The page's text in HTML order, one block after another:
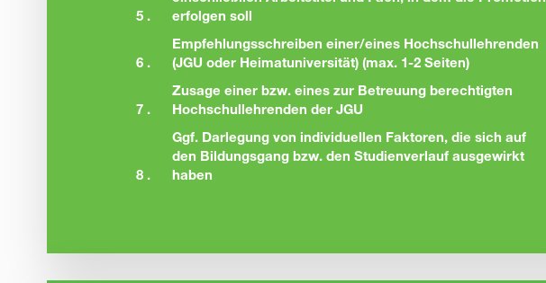
5 .
erfolgen soll
6 .
Empfehlungsschreiben einer/eines Hochschullehrenden
(JGU oder Heimatuniversität) (max. 1-2 Seiten)
7 .
Zusage einer bzw. eines zur Betreuung berechtigten
Hochschullehrenden der JGU
8 .
Ggf. Darlegung von individuellen Faktoren, die sich auf
den Bildungsgang bzw. den Studienverlauf ausgewirkt
haben